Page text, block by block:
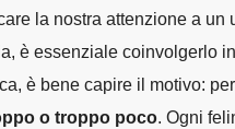
la nostra attenzione a
è essenziale coinvolgerlo
è bene capire il motivo:
o troppo poco. Ogni